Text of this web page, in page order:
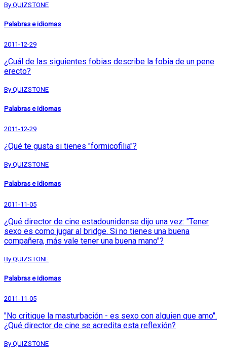
By QUIZSTONE
Palabras e idiomas
2011-12-29
¿Cuál de las siguientes fobias describe la fobia de un pene
erecto?
By QUIZSTONE
Palabras e idiomas
2011-12-29
¿Qué te gusta si tienes "formicofilia"?
By QUIZSTONE
Palabras e idiomas
2011-11-05
¿Qué director de cine estadounidense dijo una vez: "Tener
sexo es como jugar al bridge. Si no tienes una buena
compañera, más vale tener una buena mano"?
By QUIZSTONE
Palabras e idiomas
2011-11-05
"No critique la masturbación - es sexo con alguien que amo".
¿Qué director de cine se acredita esta reflexión?
By QUIZSTONE